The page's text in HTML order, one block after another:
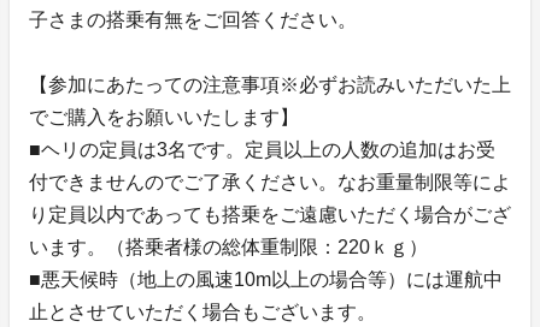
子さまの搭乗有無をご回答ください。
【参加にあたっての注意事項※必ずお読みいただいた上
でご購入をお願いいたします】
■ヘリの定員は3名です。定員以上の人数の追加はお受
付できませんのでご了承ください。なお重量制限等によ
り定員以内であっても搭乗をご遠慮いただく場合がござ
います。（搭乗者様の総体重制限：220ｋｇ）
■悪天候時（地上の風速10m以上の場合等）には運航中
止とさせていただく場合もございます。